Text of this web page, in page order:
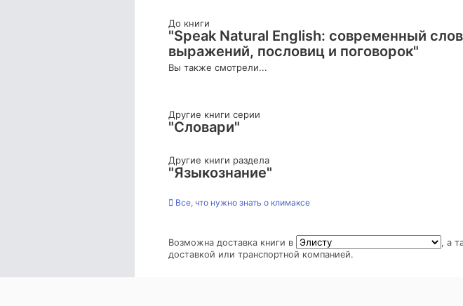
До книги
"Speak Natural English: современный
выражений, пословиц и поговорок"
Вы также смотрели...
Другие книги серии
"Словари"
Другие книги раздела
"Языкознание"
Все, что нужно знать о климаксе
Возможна доставка книги в
, а
доставкой или транспортной компанией.